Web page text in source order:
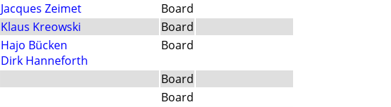
Jacques Zeimet
Board
Klaus Kreowski
Board
Hajo Bücken
Dirk Hanneforth
Board
Board
Board